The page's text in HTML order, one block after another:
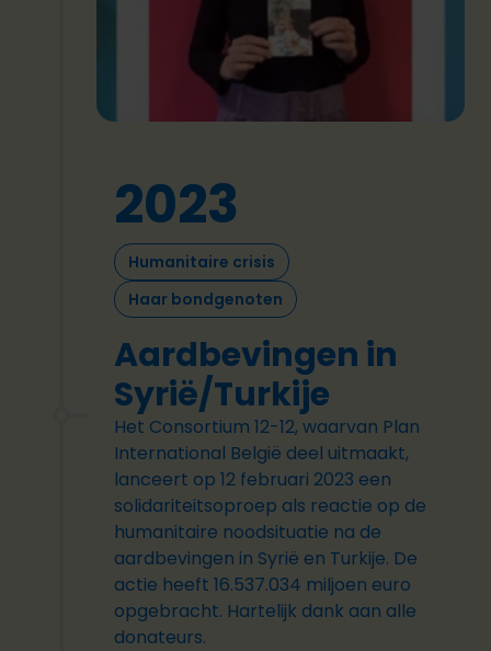
2023
Humanitaire crisis
Haar bondgenoten
Aardbevingen in
Syrië/Turkije
Het Consortium 12-12, waarvan Plan
International België deel uitmaakt,
lanceert op 12 februari 2023 een
solidariteitsoproep als reactie op de
humanitaire noodsituatie na de
aardbevingen in Syrië en Turkije. De
actie heeft 16.537.034 miljoen euro
opgebracht. Hartelijk dank aan alle
donateurs.